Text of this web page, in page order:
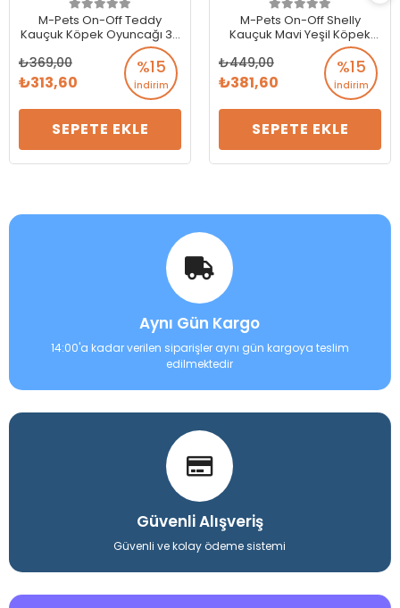
M-Pets On-Off Teddy
Kauçuk Köpek Oyuncağı 30
%15
İndirim
369,00
313,60
SEPETE EKLE
M-Pets On-Off Shelly
Kauçuk Mavi Yeşil Köpek
%15
İndirim
449,00
381,60
SEPETE EKLE
Aynı Gün Kargo
14:00'a kadar verilen siparişler aynı gün kargoya teslim
edilmektedir
Güvenli Alışveriş
Güvenli ve kolay ödeme sistemi